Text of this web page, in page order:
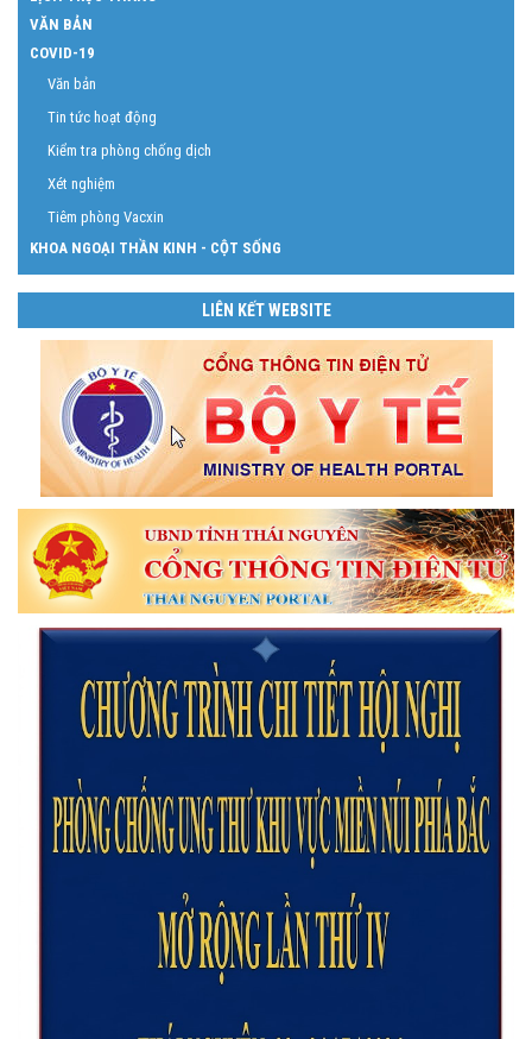
VĂN BẢN
COVID-19
Văn bản
Tin tức hoạt động
Kiểm tra phòng chống dịch
Xét nghiệm
Tiêm phòng Vacxin
KHOA NGOẠI THẦN KINH - CỘT SỐNG
LIÊN KẾT WEBSITE